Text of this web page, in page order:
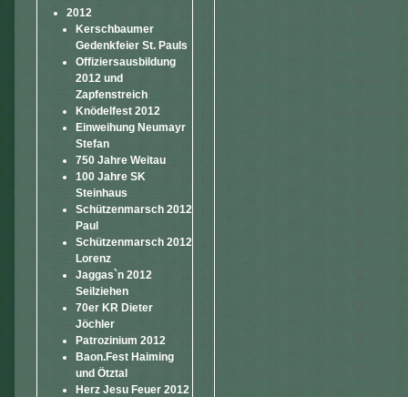
2012
Kerschbaumer
Gedenkfeier St. Pauls
Offiziersausbildung
2012 und
Zapfenstreich
Knödelfest 2012
Einweihung Neumayr
Stefan
750 Jahre Weitau
100 Jahre SK
Steinhaus
Schützenmarsch 2012
Paul
Schützenmarsch 2012
Lorenz
Jaggas`n 2012
Seilziehen
70er KR Dieter
Jöchler
Patrozinium 2012
Baon.Fest Haiming
und Ötztal
Herz Jesu Feuer 2012